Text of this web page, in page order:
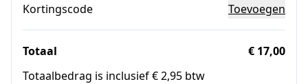
Kortingscode Toevoegen
Totaal
€ 17,00
Totaalbedrag is inclusief € 2,95 btw